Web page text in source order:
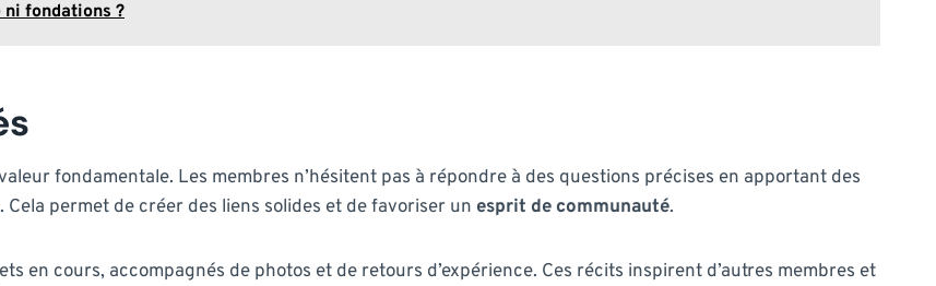
fondations ?
fondamentale. Les membres n’hésitent pas à répondre à des questions précises en apportant des
permet de créer des liens solides et de favoriser un esprit de communauté.
en cours, accompagnés de photos et de retours d’expérience. Ces récits inspirent d’autres membres et